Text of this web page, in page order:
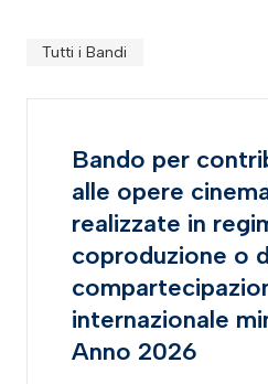
Tutti i Bandi
Bando per
alle opere
realizzate in
coproduzione o
internazionale
Anno 2026